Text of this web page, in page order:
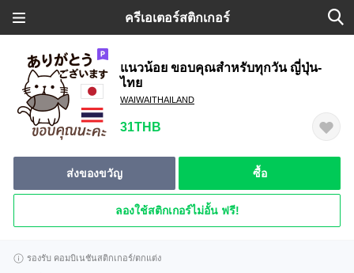
ครีเอเตอร์สติกเกอร์
แนวน้อย ขอบคุณสำหรับทุกวัน ญี่ปุ่น-
ไทย
WAIWAITHAILAND
31THB
ส่งของขวัญ ซื้อ
ลองใช้สติกเกอร์ไม่อั้น ฟรี!
รองรับ คอมบิเนชันสติกเกอร์/ตกแต่ง